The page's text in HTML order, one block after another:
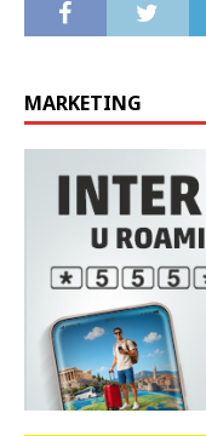
MARKETING